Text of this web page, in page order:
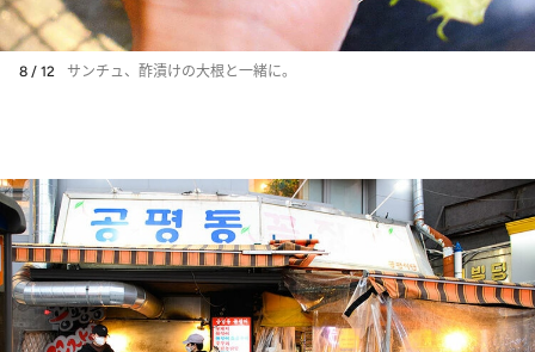
8 / 12 サンチュ、酢漬けの大根と一緒に。